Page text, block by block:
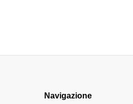
Navigazione